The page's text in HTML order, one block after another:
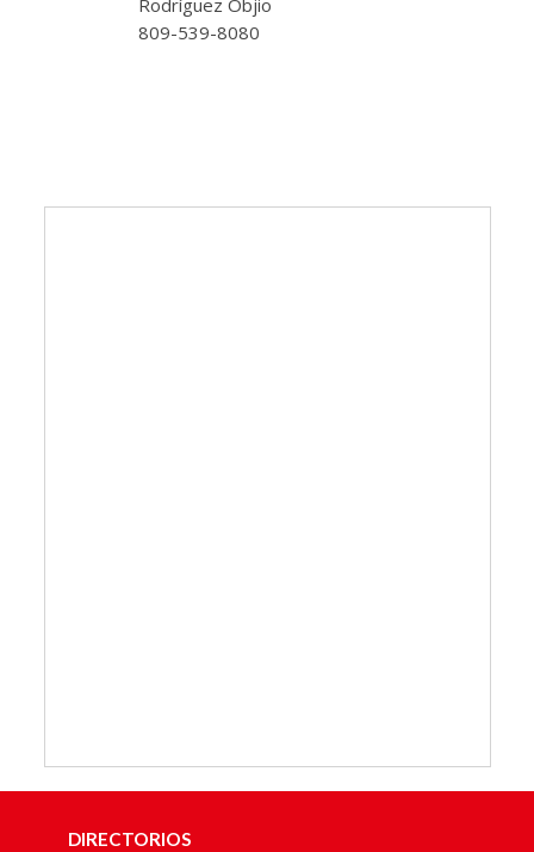
Rodríguez Objio
809-539-8080
DIRECTORIOS